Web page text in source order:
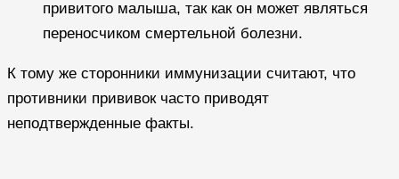
привитого малыша, так как он может являться
переносчиком смертельной болезни.
К тому же сторонники иммунизации считают, что
противники прививок часто приводят
неподтвержденные факты.